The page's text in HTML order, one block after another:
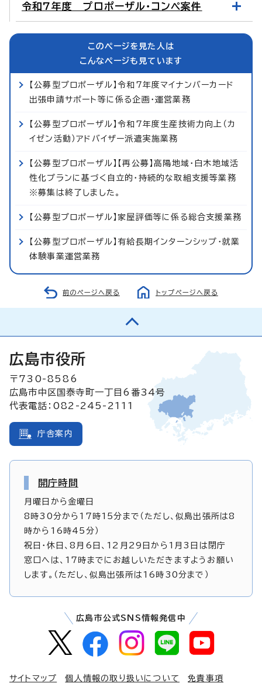
令和7年度 プロポーザル・コンペ案件
このページを見た人は
こんなページも見ています
【公募型プロポーザル】令和7年度マイナンバーカード
出張申請サポート等に係る企画・運営業務
【公募型プロポーザル】令和7年度生産技術力向上（カ
イゼン活動）アドバイザー派遣実施業務
【公募型プロポーザル】【再公募】高陽地域・白木地域活
性化プランに基づく自立的・持続的な取組支援等業務
※募集は終了しました。
【公募型プロポーザル】家屋評価等に係る総合支援業務
【公募型プロポーザル】有給長期インターンシップ・就業
体験事業運営業務
前のページへ戻る トップページへ戻る
広島市役所
〒730-8586
広島市中区国泰寺町一丁目6番34号
代表電話：082-245-2111
庁舎案内
開庁時間
月曜日から金曜日
8時30分から17時15分まで（ただし、似島出張所は8
時から16時45分）
祝日・休日、8月6日、12月29日から1月3日は閉庁
窓口へは、17時までにお越しいただきますようお願い
します。（ただし、似島出張所は16時30分まで）
広島市公式SNS情報発信中
サイトマップ 個人情報の取り扱いについて
免責事項